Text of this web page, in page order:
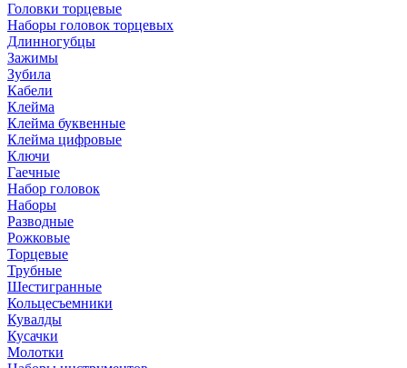
Головки торцевые
Наборы головок торцевых
Длинногубцы
Зажимы
Зубила
Кабели
Клейма
Клейма буквенные
Клейма цифровые
Ключи
Гаечные
Набор головок
Наборы
Разводные
Рожковые
Торцевые
Трубные
Шестигранные
Кольцесъемники
Кувалды
Кусачки
Молотки